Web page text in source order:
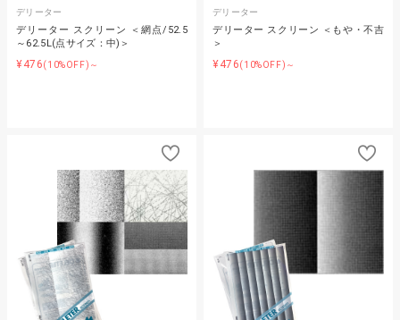
デリーター
デリーター スクリーン ＜網点/52.5
～62.5L(点サイズ：中)＞
¥476(10%OFF)～
デリーター
デリーター スクリーン ＜もや・不吉
＞
¥476(10%OFF)～